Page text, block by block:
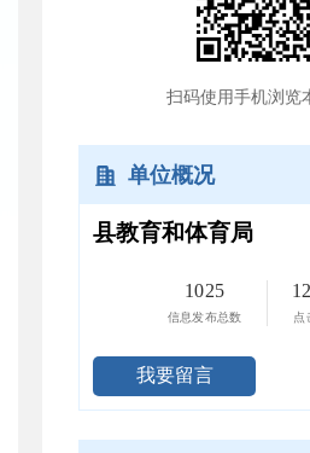
扫码使用手机浏览
单位概况
县教育和体育局
1025
信息发布总数 点
我要留言